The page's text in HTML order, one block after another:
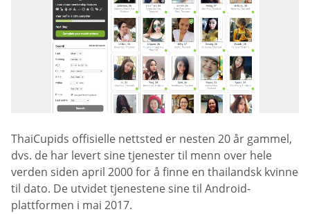
ThaiCupids offisielle nettsted er nesten 20 år gammel,
dvs. de har levert sine tjenester til menn over hele
verden siden april 2000 for å finne en thailandsk kvinne
til dato. De utvidet tjenestene sine til Android-
plattformen i mai 2017.